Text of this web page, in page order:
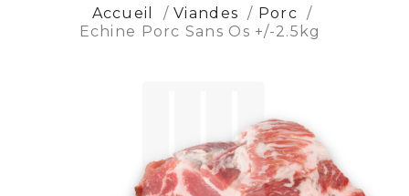
Accueil Viandes
Porc
Echine Porc Sans Os +/-2.5kg